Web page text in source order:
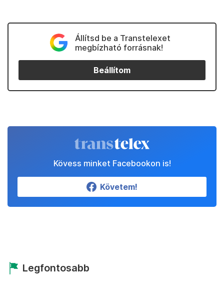
Állítsd be a Transtelexet
megbízható forrásnak!
Beállítom
Kövess minket Facebookon is!
Követem!
Legfontosabb